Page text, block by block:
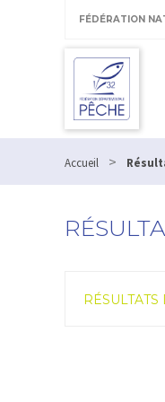
FÉDÉRATION
Accueil >